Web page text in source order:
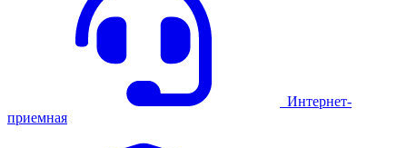
Интернет-
приемная